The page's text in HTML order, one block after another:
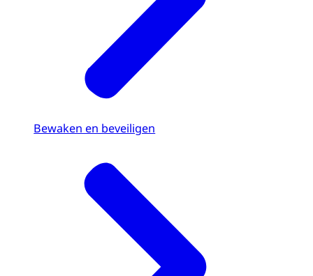
Bewaken en beveiligen